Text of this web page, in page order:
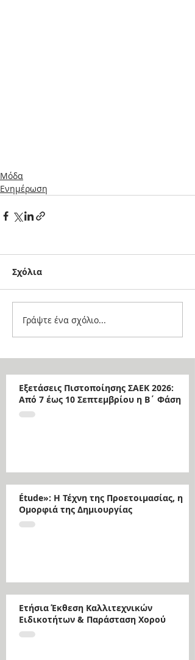
Μόδα
Ενημέρωση
Σχόλια
Γράψτε ένα σχόλιο...
Εξετάσεις Πιστοποίησης ΣΑΕΚ 2026:
Από 7 έως 10 Σεπτεμβρίου η Β΄ Φάση
Étude»: Η Τέχνη της Προετοιμασίας, η
Ομορφιά της Δημιουργίας
Ετήσια Έκθεση Καλλιτεχνικών
Ειδικοτήτων & Παράσταση Χορού